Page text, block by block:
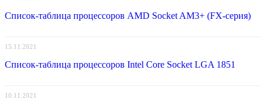
Список-таблица процессоров AMD Socket AM3+ (FX-серия)
15.11.2021
Список-таблица процессоров Intel Core Socket LGA 1851
10.11.2021